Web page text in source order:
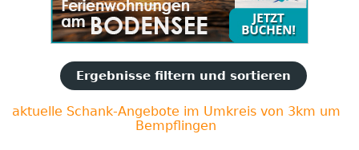
Ergebnisse filtern und sortieren
aktuelle Schank-Angebote im Umkreis von 3km um
Bempflingen